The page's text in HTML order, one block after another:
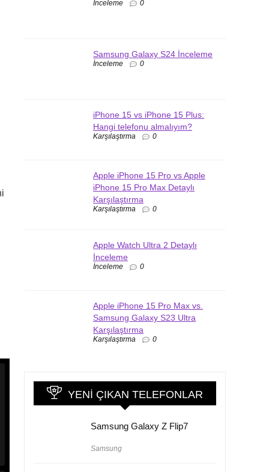
İnceleme 0
Samsung Galaxy S24 İnceleme
İnceleme 0
iPhone 15 vs iPhone 15 Plus:
Hangi telefonu almalıyım?
Karşılaştırma 0
Apple iPhone 15 Pro vs Apple
iPhone 15 Pro Max Detaylı
Karşılaştırma
Karşılaştırma 0
Apple Watch Ultra 2 Detaylı
İnceleme
İnceleme 0
Apple iPhone 15 Pro Max vs.
Samsung Galaxy S23 Ultra
Karşılaştırma
Karşılaştırma 0
YENI ÇIKAN TELEFONLAR
Samsung Galaxy Z Flip7
Samsung